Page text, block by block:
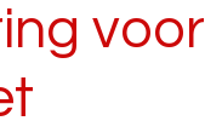
voor